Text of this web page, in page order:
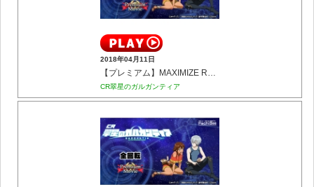
2018年04月11日
【プレミアム】MAXIMIZE RUSH フリーズ当り
CR翠星のガルガンティア